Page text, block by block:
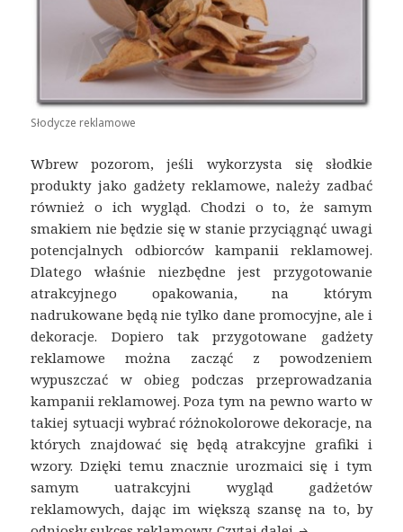
Słodycze reklamowe
Wbrew pozorom, jeśli wykorzysta się słodkie
produkty jako gadżety reklamowe, należy zadbać
również o ich wygląd. Chodzi o to, że samym
smakiem nie będzie się w stanie przyciągnąć uwagi
potencjalnych odbiorców kampanii reklamowej.
Dlatego właśnie niezbędne jest przygotowanie
atrakcyjnego opakowania, na którym
nadrukowane będą nie tylko dane promocyjne, ale i
dekoracje. Dopiero tak przygotowane gadżety
reklamowe można zacząć z powodzeniem
wypuszczać w obieg podczas przeprowadzania
kampanii reklamowej. Poza tym na pewno warto w
takiej sytuacji wybrać różnokolorowe dekoracje, na
których znajdować się będą atrakcyjne grafiki i
wzory. Dzięki temu znacznie urozmaici się i tym
samym uatrakcyjni wygląd gadżetów
reklamowych, dając im większą szansę na to, by